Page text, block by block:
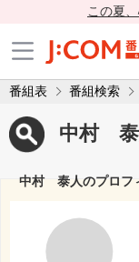
この夏
番組表 番組検索
中村 泰
中村 泰人のプロフ